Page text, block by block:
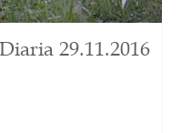
29.11.2016